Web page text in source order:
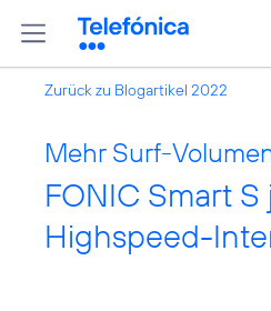
Zurück zu Blogartikel 2022
Mehr Surf-
FONIC Smart S
Highspeed-